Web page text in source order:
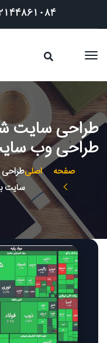
طراحی سایت
طراحی وب
صفحه اصلی
سایت